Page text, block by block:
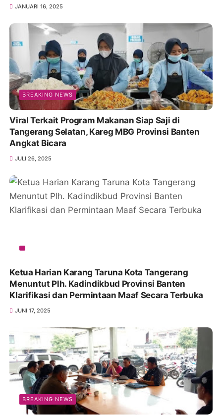
JANUARI 16, 2025
BREAKING NEWS
Viral Terkait Program Makanan Siap Saji di
Tangerang Selatan, Kareg MBG Provinsi Banten
Angkat Bicara
JULI 26, 2025
Ketua Harian Karang Taruna Kota Tangerang
Menuntut Plh. Kadindikbud Provinsi Banten
Klarifikasi dan Permintaan Maaf Secara Terbuka
JUNI 17, 2025
BREAKING NEWS